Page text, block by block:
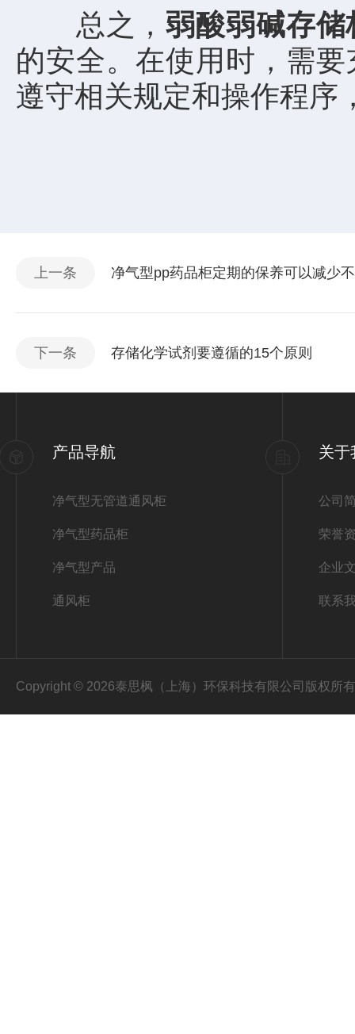
总之，弱酸弱碱存储
的安全。在使用时，需
遵守相关规定和操作程序
上一条 净气型pp药品柜定期的保养可以减少
下一条 存储化学试剂要遵循的15个原则
产品导航
净气型无管道通风柜
净气型药品柜
净气型产品
通风柜
关于
公司
荣誉
企业
联系
Copyright © 2026泰思枫（上海）环保科技有限公司版权